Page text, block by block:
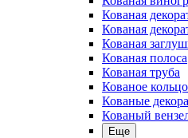
Кованая
Кованая
Кованая
Кованая полоса
Кованая труба
Кованое кольцо
Кованые
Кованый
Еще